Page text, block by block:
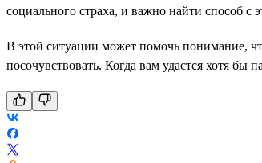
социального страха, и важно найти способ с
В этой ситуации может помочь понимание,
посочувствовать. Когда вам удастся хотя бы